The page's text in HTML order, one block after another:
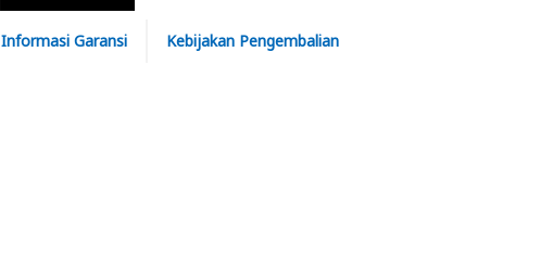
Informasi Garansi Kebijakan Pengembalian